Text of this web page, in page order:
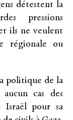
détestent la
pressions
ils ne veulent
régionale ou
politique de la
cas des
Israël pour sa